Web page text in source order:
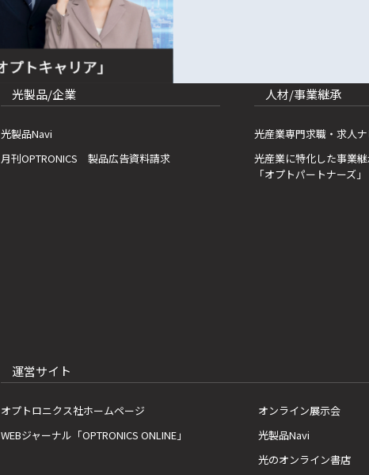
光製品/企業
光製品Navi
月刊OPTRONICS 製品広告資料請求
人材/事業継承
光産業専門求職・求人ナ
光産業に特化した事業
「オプトパートナーズ」
運営サイト
オプトロニクス社ホームページ
WEBジャーナル「OPTRONICS ONLINE」
オンライン展示会
光製品Navi
光のオンライン書店